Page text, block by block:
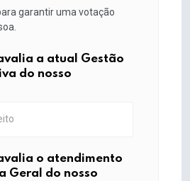
garantir uma votação
a atual Gestão
do nosso
o atendimento
Geral do nosso